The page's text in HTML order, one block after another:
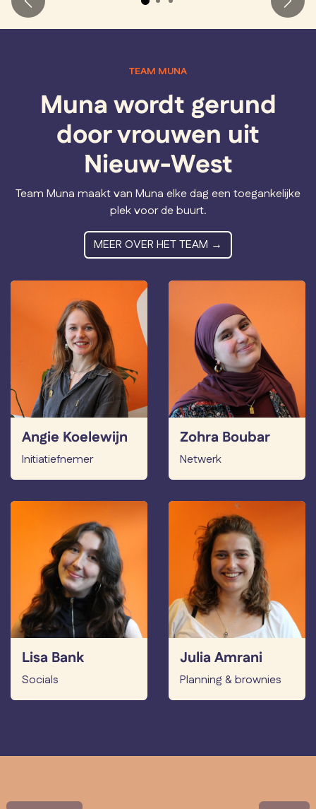
Vorige
TEAM MUNA
Muna wordt gerund
door vrouwen uit
Nieuw-West
Team Muna maakt van Muna elke dag een toegankelijke
plek voor de buurt.
MEER OVER HET TEAM →
Angie Koelewijn
Initiatiefnemer
Zohra Boubar
Netwerk
Lisa Bank
Socials
Julia Amrani
Planning & brownies